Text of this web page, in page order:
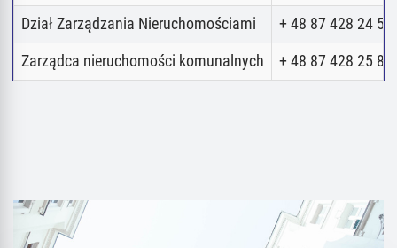
Dział Zarządzania Nieruchomościami + 48 87 428 24 52
Zarządca nieruchomości komunalnych + 48 87 428 25 80